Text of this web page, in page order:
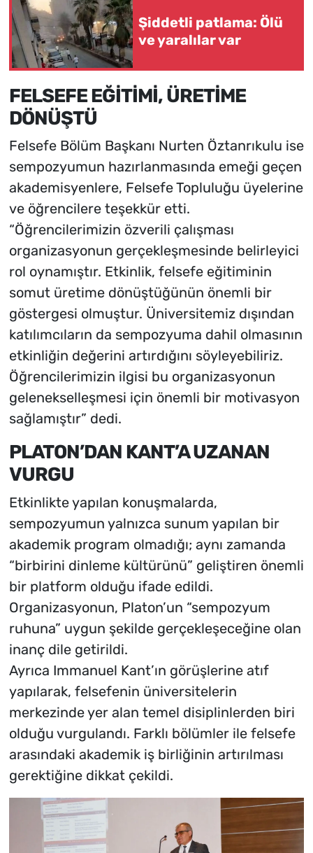
Şiddetli patlama: Ölü
ve yaralılar var
FELSEFE EĞİTİMİ, ÜRETİME
DÖNÜŞTÜ
Felsefe Bölüm Başkanı Nurten Öztanrıkulu ise
sempozyumun hazırlanmasında emeği geçen
akademisyenlere, Felsefe Topluluğu üyelerine
ve öğrencilere teşekkür etti.
“Öğrencilerimizin özverili çalışması
organizasyonun gerçekleşmesinde belirleyici
rol oynamıştır. Etkinlik, felsefe eğitiminin
somut üretime dönüştüğünün önemli bir
göstergesi olmuştur. Üniversitemiz dışından
katılımcıların da sempozyuma dahil olmasının
etkinliğin değerini artırdığını söyleyebiliriz.
Öğrencilerimizin ilgisi bu organizasyonun
gelenekselleşmesi için önemli bir motivasyon
sağlamıştır” dedi.
PLATON’DAN KANT’A UZANAN
VURGU
Etkinlikte yapılan konuşmalarda,
sempozyumun yalnızca sunum yapılan bir
akademik program olmadığı; aynı zamanda
“birbirini dinleme kültürünü” geliştiren önemli
bir platform olduğu ifade edildi.
Organizasyonun, Platon’un “sempozyum
ruhuna” uygun şekilde gerçekleşeceğine olan
inanç dile getirildi.
Ayrıca Immanuel Kant’ın görüşlerine atıf
yapılarak, felsefenin üniversitelerin
merkezinde yer alan temel disiplinlerden biri
olduğu vurgulandı. Farklı bölümler ile felsefe
arasındaki akademik iş birliğinin artırılması
gerektiğine dikkat çekildi.